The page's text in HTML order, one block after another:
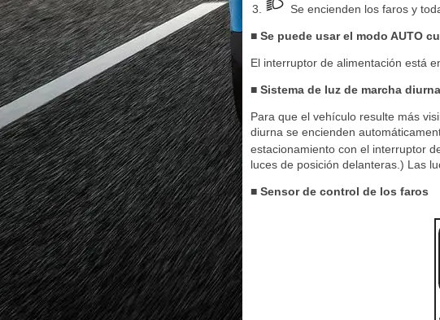
Se encienden los faros y
■ Se puede usar el modo AUTO
El interruptor de alimentación está
■ Sistema de luz de marcha diurna
Para que el vehículo resulte más
diurna se encienden
estacionamiento con el interruptor
luces de posición delanteras.) Las
■ Sensor de control de los faros